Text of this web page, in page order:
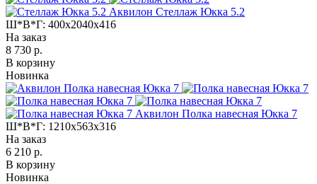
Аквилон Стеллаж Юкка 5.2
Ш*В*Г: 400x2040x416
На заказ
8 730 р.
В корзину
Новинка
Аквилон Полка навесная Юкка 7
Ш*В*Г: 1210x563x316
На заказ
6 210 р.
В корзину
Новинка